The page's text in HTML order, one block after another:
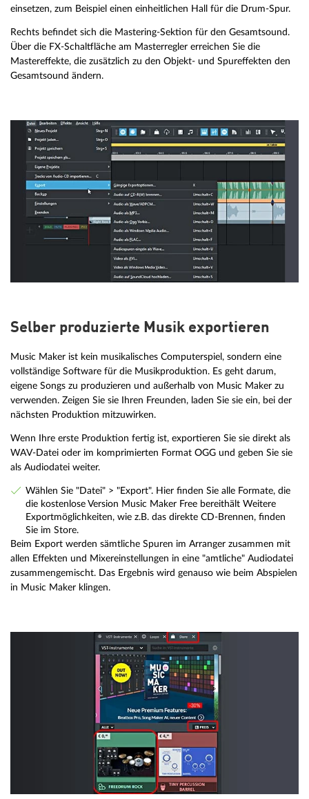
einsetzen, zum Beispiel einen einheitlichen Hall für die Drum-Spur.
Rechts befindet sich die Mastering-Sektion für den Gesamtsound.
Über die FX-Schaltfläche am Masterregler erreichen Sie die
Mastereffekte, die zusätzlich zu den Objekt- und Spureffekten den
Gesamtsound ändern.
Selber produzierte Musik exportieren
Music Maker ist kein musikalisches Computerspiel, sondern eine
vollständige Software für die Musikproduktion. Es geht darum,
eigene Songs zu produzieren und außerhalb von Music Maker zu
verwenden. Zeigen Sie sie Ihren Freunden, laden Sie sie ein, bei der
nächsten Produktion mitzuwirken.
Wenn Ihre erste Produktion fertig ist, exportieren Sie sie direkt als
WAV-Datei oder im komprimierten Format OGG und geben Sie sie
als Audiodatei weiter.
Wählen Sie "Datei" > "Export". Hier finden Sie alle Formate, die
die kostenlose Version Music Maker Free bereithält Weitere
Exportmöglichkeiten, wie z.B. das direkte CD-Brennen, finden
Sie im Store.
Beim Export werden sämtliche Spuren im Arranger zusammen mit
allen Effekten und Mixereinstellungen in eine "amtliche" Audiodatei
zusammengemischt. Das Ergebnis wird genauso wie beim Abspielen
in Music Maker klingen.